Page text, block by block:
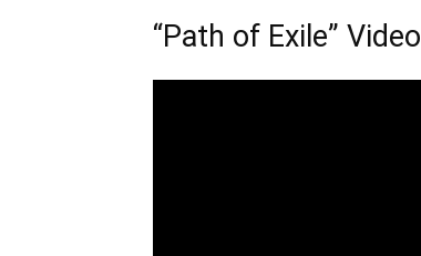
“Path of Exile” Video